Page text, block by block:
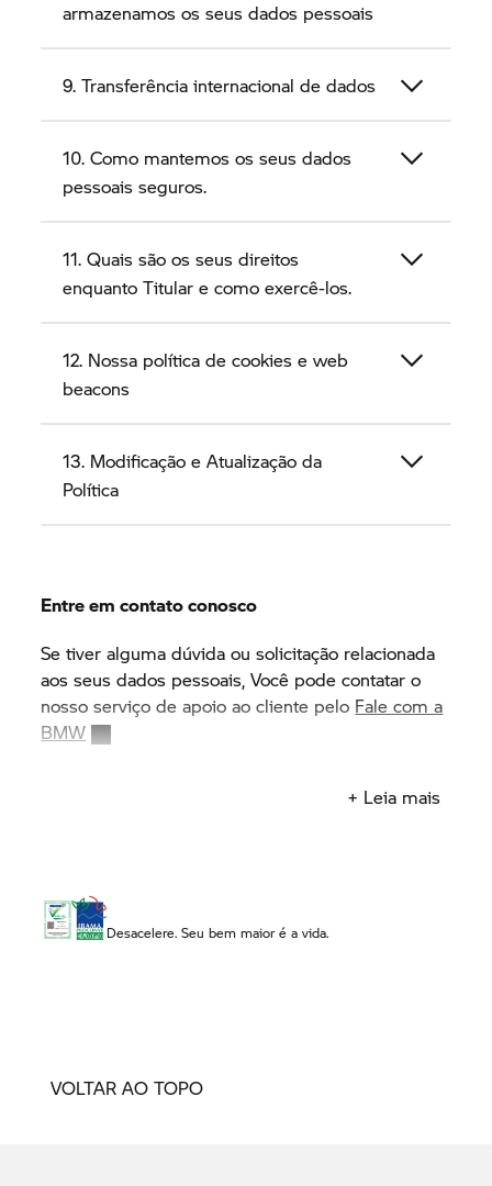
quais descreverão suas próprias regras de
tratamento de dados pessoais inerentes ao seu
funcionamento. A presente Política de Privacidade
armazenamos os seus dados pessoais
9. Transferência internacional de dados
10. Como mantemos os seus dados
pessoais seguros.
11. Quais são os seus direitos
enquanto Titular e como exercê-los.
12. Nossa política de cookies e web
beacons
13. Modificação e Atualização da
Política
Entre em contato conosco
Se tiver alguma dúvida ou solicitação relacionada
aos seus dados pessoais, Você pode contatar o
nosso serviço de apoio ao cliente pelo Fale com a
BMW
+ Leia mais
Desacelere. Seu bem maior é a vida.
VOLTAR AO TOPO